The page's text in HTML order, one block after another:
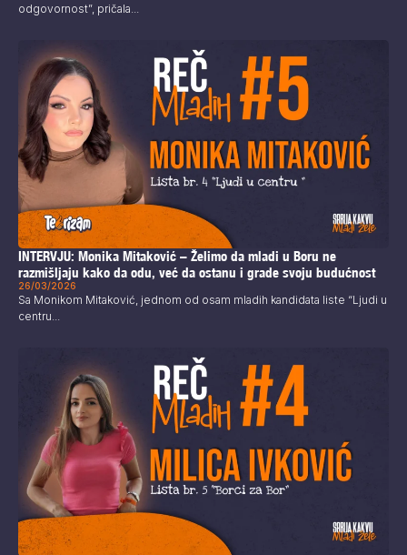
odgovornost”, pričala...
INTERVJU: Monika Mitaković – Želimo da mladi u Boru ne
razmišljaju kako da odu, već da ostanu i grade svoju budućnost
26/03/2026
Sa Monikom Mitaković, jednom od osam mladih kandidata liste “Ljudi u
centru...